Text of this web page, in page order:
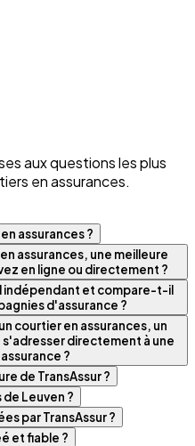
aux questions les plus
en assurances.
assurances ?
assurances, une meilleure
en ligne ou directement ?
indépendant et compare-t-il
d'assurance ?
courtier en assurances, un
directement à une
?
de TransAssur ?
Leuven ?
par TransAssur ?
et fiable ?